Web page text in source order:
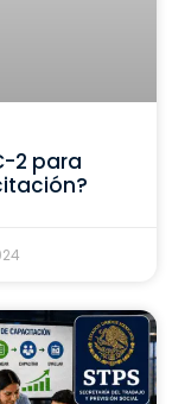
2 para